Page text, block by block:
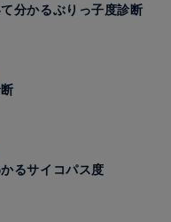
て分かるぶりっ子度診断
るサイコパス度